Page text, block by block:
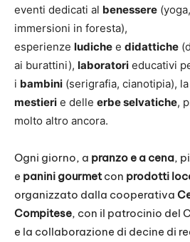
eventi dedicati al benessere
immersioni in foresta),
esperienze ludiche e didattiche
ai burattini), laboratori educativi
i bambini (serigrafia, cianotipia),
mestieri e delle erbe selvatiche,
molto altro ancora.
Ogni giorno, a pranzo e a cena,
e panini gourmetcon prodotti
organizzato dalla cooperativa
Compitese, con il patrocinio del
e la collaborazione di decine di